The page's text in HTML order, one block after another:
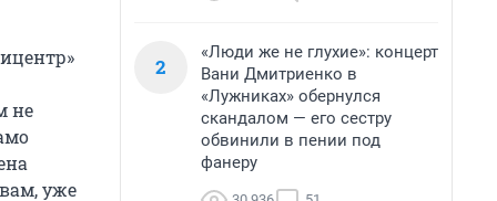
не
уже
2
«Люди же не глухие»: концерт
Вани Дмитриенко в
«Лужниках» обернулся
скандалом — его сестру
обвинили в пении под
фанеру